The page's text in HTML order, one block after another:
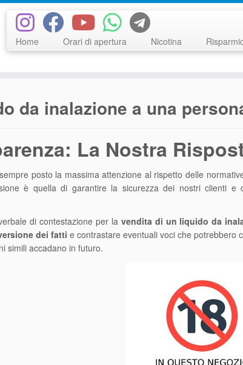
Home Orari di apertura Nicotina
da inalazione a una
La Nostra
posto la massima attenzione al rispetto delle
è quella di garantire la sicurezza dei nostri clienti e
di contestazione per la vendita di un liquido da
dei fatti e contrastare eventuali voci che potrebbero
simili accadano in futuro.